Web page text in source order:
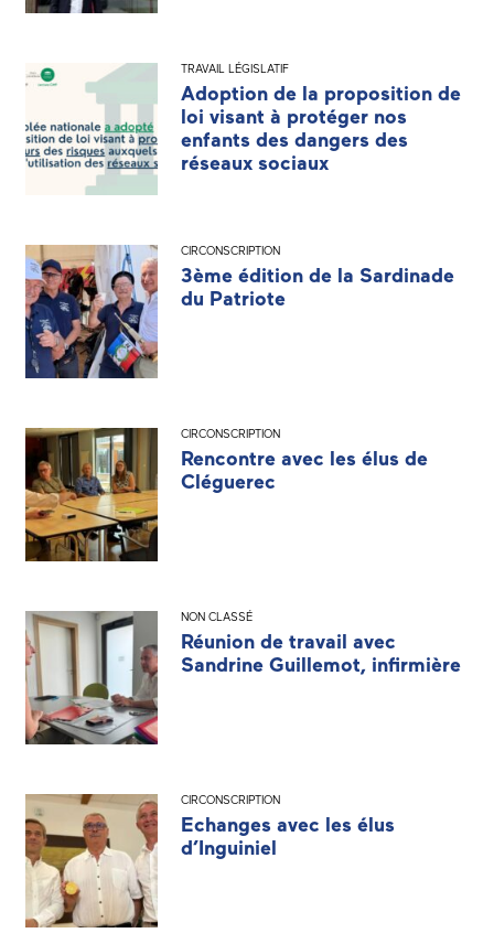
TRAVAIL LÉGISLATIF
Adoption de la proposition de
loi visant à protéger nos
enfants des dangers des
réseaux sociaux
CIRCONSCRIPTION
3ème édition de la Sardinade
du Patriote
CIRCONSCRIPTION
Rencontre avec les élus de
Cléguerec
NON CLASSÉ
Réunion de travail avec
Sandrine Guillemot, infirmière
CIRCONSCRIPTION
Echanges avec les élus
d’Inguiniel